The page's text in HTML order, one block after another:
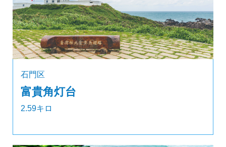
石門区
富貴角灯台
2.59キロ